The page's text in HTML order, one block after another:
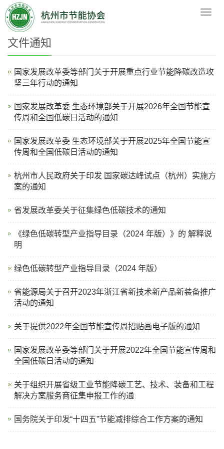
导
您的位置： 网站首页 > 政策法规
文件通知
国家发展改革委等部门关于开展重点行业节能降碳改造攻
坚三年行动的通知
国家发展改革委 生态环境部关于开展2026年全国节能宣
传周和全国低碳日活动的通知
国家发展改革委 生态环境部关于开展2025年全国节能宣
传周和全国低碳日活动的通知
杭州市人民政府关于印发 国家碳达峰试点（杭州）实施方
案的通知
省发展改革委关于征集绿色低碳技术的通知
《绿色低碳转型产业指导目录（2024 年版）》的 解释说
明
绿色低碳转型产业指导目录（2024 年版）
省能源局关于召开2023年浙江省新技术新产品新装备推广
活动的通知
关于提供2022年全国节能宣传周招贴画电子版的通知
国家发展改革委等部门关于开展2022年全国节能宣传周和
全国低碳日活动的通知
关于组织开展省级工业节能降碳工艺、技术、装备和工程
解决方案服务商征集申报工作的通
国务院关于印发“十四五”节能减排综合工作方案的通知